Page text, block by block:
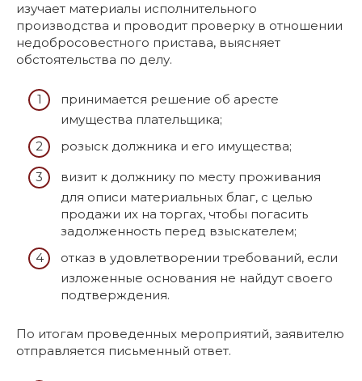
изучает материалы исполнительного
производства и проводит проверку в отношении
недобросовестного пристава, выясняет
обстоятельства по делу.
принимается решение об аресте
имущества плательщика;
розыск должника и его имущества;
визит к должнику по месту проживания
для описи материальных благ, с целью
продажи их на торгах, чтобы погасить
задолженность перед взыскателем;
отказ в удовлетворении требований, если
изложенные основания не найдут своего
подтверждения.
По итогам проведенных мероприятий, заявителю
отправляется письменный ответ.